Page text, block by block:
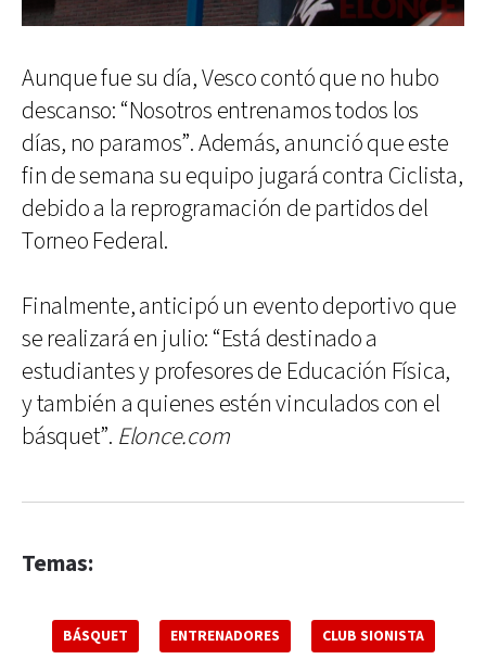
Aunque fue su día, Vesco contó que no hubo
descanso: “Nosotros entrenamos todos los
días, no paramos”. Además, anunció que este
fin de semana su equipo jugará contra Ciclista,
debido a la reprogramación de partidos del
Torneo Federal.
Finalmente, anticipó un evento deportivo que
se realizará en julio: “Está destinado a
estudiantes y profesores de Educación Física,
y también a quienes estén vinculados con el
básquet”. Elonce.com
Temas:
BÁSQUET ENTRENADORES CLUB SIONISTA